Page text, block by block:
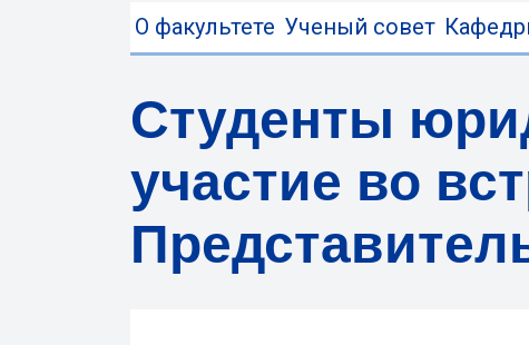
О факультете Ученый совет
Cтуденты
участие во